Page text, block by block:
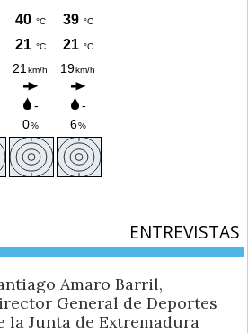
ENTREVISTAS
Amaro Barril,
General de Deportes
la Junta de Extremadura